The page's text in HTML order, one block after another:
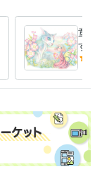
童話
す
鉛筆